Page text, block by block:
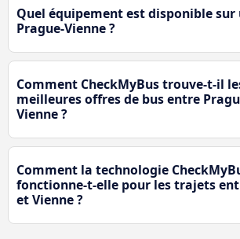
Quel équipement est disponible
Prague-Vienne ?
Comment CheckMyBus trouve-t-il
meilleures offres de bus entre
Vienne ?
Comment la technologie
fonctionne-t-elle pour les trajets
et Vienne ?